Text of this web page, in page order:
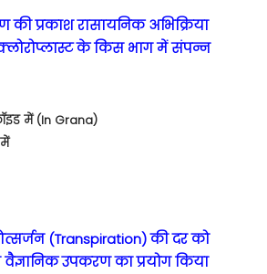
की प्रकाश रासायनिक अभिक्रिया
के किस भाग में संपन्न
में (In Grana)
में
(Transpiration) की दर को
उपकरण का प्रयोग किया